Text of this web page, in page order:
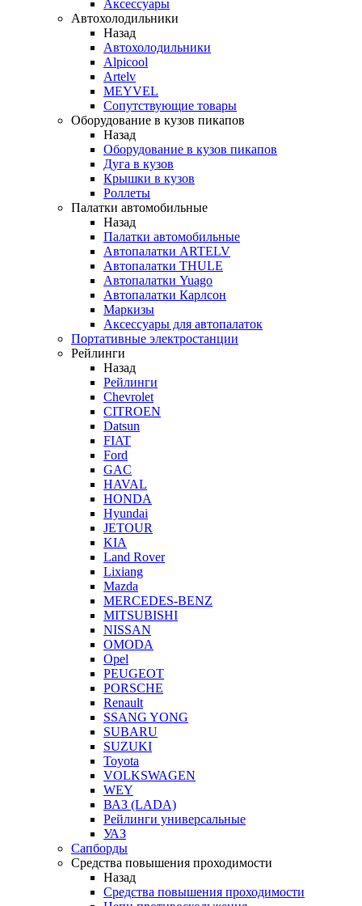
Аксессуары
Автохолодильники
Назад
Автохолодильники
Alpicool
Artelv
MEYVEL
Сопутствующие товары
Оборудование в кузов пикапов
Назад
Оборудование в кузов пикапов
Дуга в кузов
Крышки в кузов
Роллеты
Палатки автомобильные
Назад
Палатки автомобильные
Автопалатки ARTELV
Автопалатки THULE
Автопалатки Yuago
Автопалатки Карлсон
Маркизы
Аксессуары для автопалаток
Портативные электростанции
Рейлинги
Назад
Рейлинги
Chevrolet
CITROEN
Datsun
FIAT
Ford
GAC
HAVAL
HONDA
Hyundai
JETOUR
KIA
Land Rover
Lixiang
Mazda
MERCEDES-BENZ
MITSUBISHI
NISSAN
OMODA
Opel
PEUGEOT
PORSCHE
Renault
SSANG YONG
SUBARU
SUZUKI
Toyota
VOLKSWAGEN
WEY
ВАЗ (LADA)
Рейлинги универсальные
УАЗ
Сапборды
Средства повышения проходимости
Назад
Средства повышения проходимости